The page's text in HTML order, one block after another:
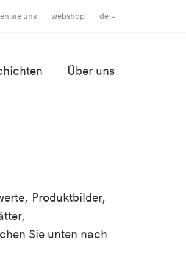
sie uns webshop de
Über uns
Produktbilder,
Sie unten nach